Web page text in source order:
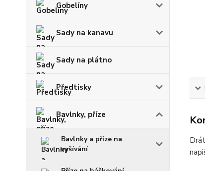
Gobelíny
Sady na kanavu
Sady na plátno
Předtisky
Bavlnky, příze
Bavlnky a příze na
vyšívání